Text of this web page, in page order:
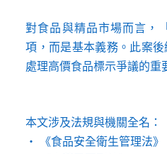
對食品與精品市場而言，
項，而是基本義務。此案
處理高價食品標示爭議的重
本文涉及法規與機關全名：
‧ 《食品安全衛生管理法》